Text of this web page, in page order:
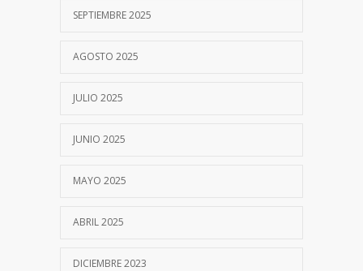
SEPTIEMBRE 2025
AGOSTO 2025
JULIO 2025
JUNIO 2025
MAYO 2025
ABRIL 2025
DICIEMBRE 2023